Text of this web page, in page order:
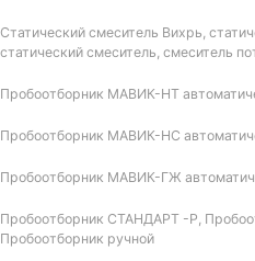
Статический смеситель Вихрь,
статический смеситель, смеситель
Пробоотборник МАВИК-НТ
Пробоотборник МАВИК-НС
Пробоотборник МАВИК-ГЖ
Пробоотборник СТАНДАРТ -Р,
Пробоотборник ручной